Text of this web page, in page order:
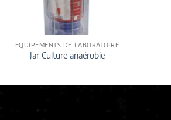
EQUIPEMENTS DE LABORATOIRE
Jar Culture anaérobie